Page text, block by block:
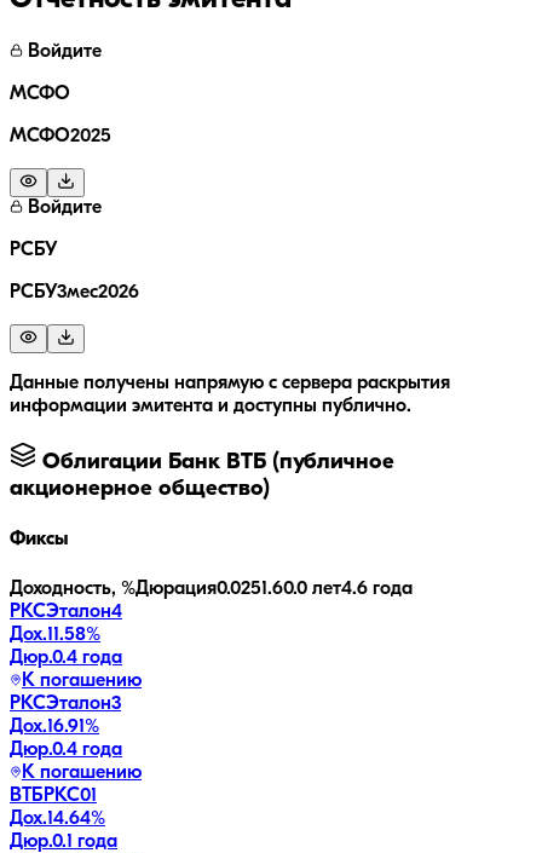
Войдите
МСФО
МСФО2025
Войдите
РСБУ
РСБУ3мес2026
Данные получены напрямую с сервера раскрытия
информации эмитента и доступны публично.
Облигации Банк ВТБ (публичное
акционерное общество)
Фиксы
Доходность, %Дюрация0.0251.60.0 лет4.6 года
РКСЭталон4
Дох.11.58%
Дюр.0.4 года
К погашению
РКСЭталон3
Дох.16.91%
Дюр.0.4 года
К погашению
ВТБРКС01
Дох.14.64%
Дюр.0.1 года